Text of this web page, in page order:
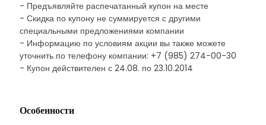
- Предъявляйте распечатанный купон на месте
- Скидка по купону не суммируется с другими
специальными предложениями компании
- Информацию по условиям акции вы также можете
уточнить по телефону компании: +7 (985) 274-00-30
- Купон действителен с 24.08. по 23.10.2014
Особенности